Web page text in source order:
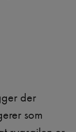
der
som